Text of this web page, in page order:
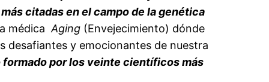
citadas en el campo de la genética
médicaAging (Envejecimiento) dónde
desafiantes y emocionantes de nuestra
formado por los veinte científicos más